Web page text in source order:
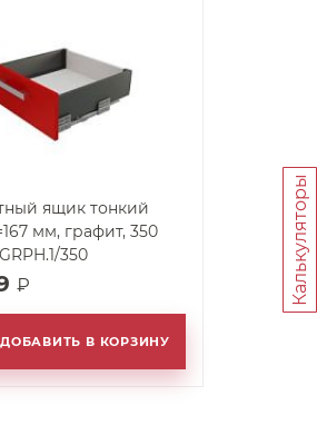
ящик тонкий
мм, графит, 350
350
₽
ДОБАВИТЬ В КОРЗИНУ
Калькуляторы